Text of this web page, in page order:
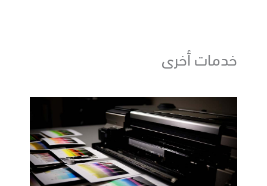
خدمات أخرى